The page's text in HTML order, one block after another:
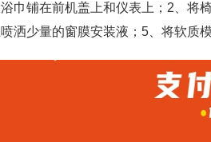
巾铺在前机盖上和仪表上；2、将
洒少量的窗膜安装液；5、将软质